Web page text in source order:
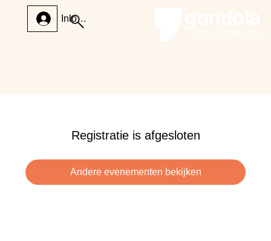
Inloggen
Registratie is afgesloten
Andere evenementen bekijken